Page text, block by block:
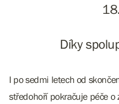
Díky
I po sedmi letech od
středohoří pokračuje péče o